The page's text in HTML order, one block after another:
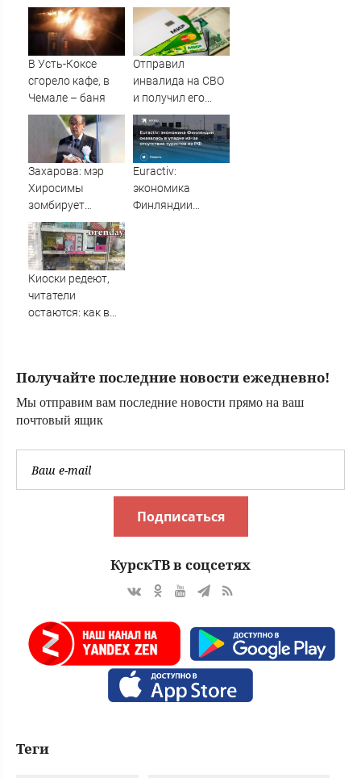
военкора Коца
супермаркетах
начали пустеть
полки » PolitCentr-
NEWS
мертвую 16-
летнюю дочь и не
мог сдержать
слезы
В Усть-Коксе
сгорело кафе, в
Чемале – баня
Отправил
инвалида на СВО
и получил его
«посмертные»
выплаты адвокат
из Черепаново
Захарова: мэр
Хиросимы
зомбирует
японцев
русофобскими
заклинаниями
Euractiv:
экономика
Финляндии
Киоски редеют,
читатели
остаются: как в
Получайте последние новости ежедневно!
Мы отправим вам последние новости прямо на ваш
почтовый ящик
Подписаться
КурскТВ в соцсетях
Теги